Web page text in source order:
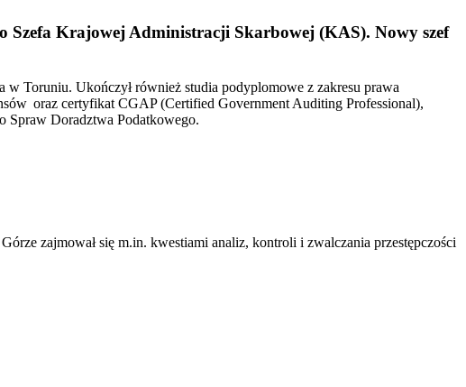
Szefa Krajowej Administracji Skarbowej (KAS). Nowy szef
Toruniu. Ukończył również studia podyplomowe z zakresu prawa
oraz certyfikat CGAP (Certified Government Auditing Professional),
Spraw Doradztwa Podatkowego.
zajmował się m.in. kwestiami analiz, kontroli i zwalczania przestępczości